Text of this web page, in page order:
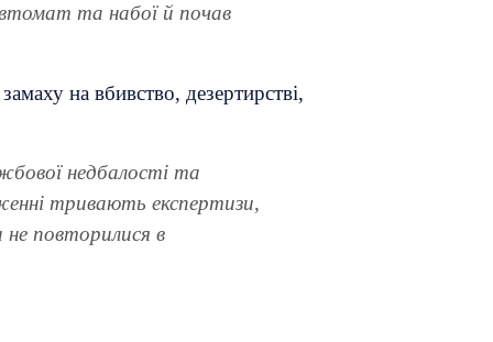
та набої й почав
на вбивство, дезертирстві,
недбалості та
тривають експертизи,
не повторилися в